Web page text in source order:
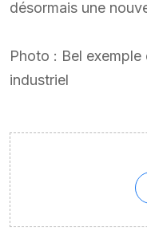
désormais une
Photo : Bel
industriel